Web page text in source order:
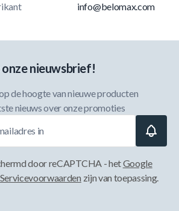
info@belomax.com
nieuwsbrief!
de hoogte van nieuwe producten
nieuws over onze promoties
door reCAPTCHA - hetGoogle
Servicevoorwaarden zijn van toepassing.